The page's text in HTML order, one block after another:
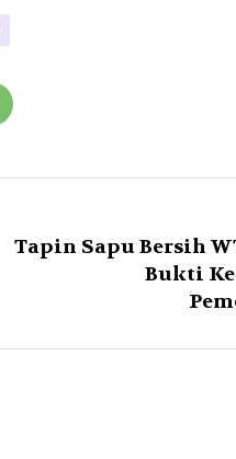
Tapin Sapu Bersih
Bukti